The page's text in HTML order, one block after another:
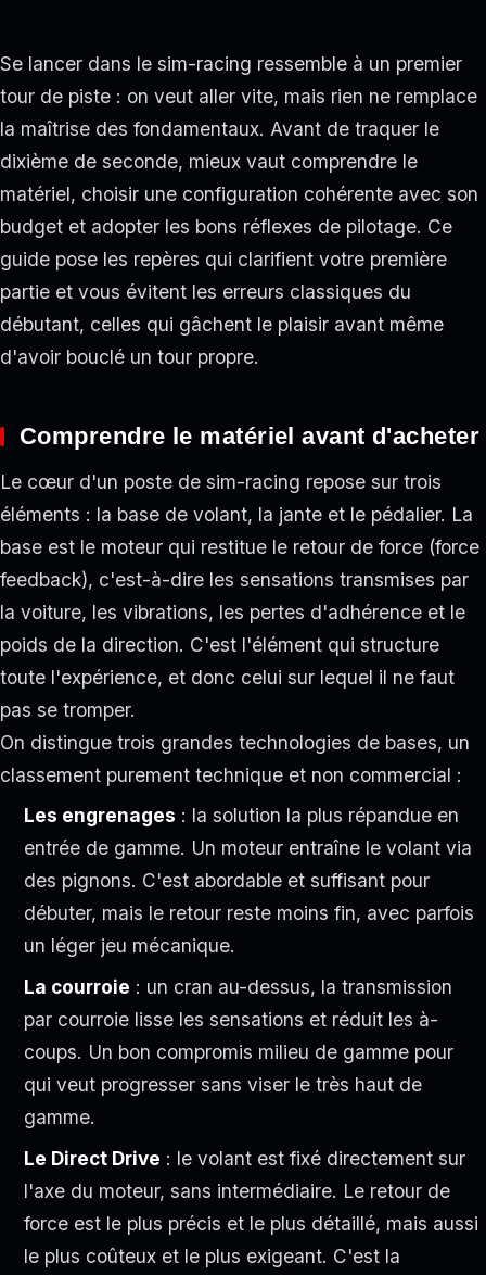
Se lancer dans le sim-racing ressemble à un premier
tour de piste : on veut aller vite, mais rien ne remplace
la maîtrise des fondamentaux. Avant de traquer le
dixième de seconde, mieux vaut comprendre le
matériel, choisir une configuration cohérente avec son
budget et adopter les bons réflexes de pilotage. Ce
guide pose les repères qui clarifient votre première
partie et vous évitent les erreurs classiques du
débutant, celles qui gâchent le plaisir avant même
d'avoir bouclé un tour propre.
Comprendre le matériel avant d'acheter
Le cœur d'un poste de sim-racing repose sur trois
éléments : la base de volant, la jante et le pédalier. La
base est le moteur qui restitue le retour de force (force
feedback), c'est-à-dire les sensations transmises par
la voiture, les vibrations, les pertes d'adhérence et le
poids de la direction. C'est l'élément qui structure
toute l'expérience, et donc celui sur lequel il ne faut
pas se tromper.
On distingue trois grandes technologies de bases, un
classement purement technique et non commercial :
Les engrenages : la solution la plus répandue en
entrée de gamme. Un moteur entraîne le volant via
des pignons. C'est abordable et suffisant pour
débuter, mais le retour reste moins fin, avec parfois
un léger jeu mécanique.
La courroie : un cran au-dessus, la transmission
par courroie lisse les sensations et réduit les à-
coups. Un bon compromis milieu de gamme pour
qui veut progresser sans viser le très haut de
gamme.
Le Direct Drive : le volant est fixé directement sur
l'axe du moteur, sans intermédiaire. Le retour de
force est le plus précis et le plus détaillé, mais aussi
le plus coûteux et le plus exigeant. C'est la